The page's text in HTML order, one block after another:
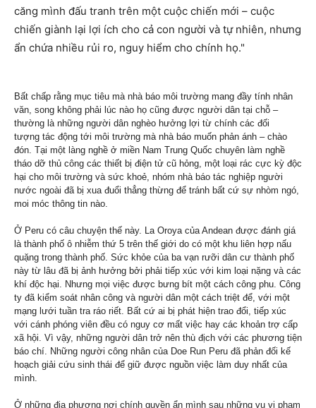
căng mình đấu tranh trên một cuộc chiến mới – cuộc
chiến giành lại lợi ích cho cả con người và tự nhiên, nhưng
ẩn chứa nhiều rủi ro, nguy hiểm cho chính họ."
Bất chấp rằng mục tiêu mà nhà báo môi trường mang đầy tính nhân
văn, song không phải lúc nào họ cũng được người dân tại chỗ –
thường là những người dân nghèo hưởng lợi từ chính các đối
tượng tác động tới môi trường mà nhà báo muốn phản ánh – chào
đón. Tại một làng nghề ở miền Nam Trung Quốc chuyên làm nghề
tháo dỡ thủ công các thiết bị điện tử cũ hỏng, một loại rác cực kỳ độc
hại cho môi trường và sức khoẻ, nhóm nhà báo tác nghiệp người
nước ngoài đã bị xua đuổi thẳng thừng để tránh bất cứ sự nhòm ngó,
moi móc thông tin nào.
Ở Peru có câu chuyện thế này. La Oroya của Andean được đánh giá
là thành phố ô nhiễm thứ 5 trên thế giới do có một khu liên hợp nấu
quặng trong thành phố. Sức khỏe của ba vạn rưỡi dân cư thành phố
này từ lâu đã bị ảnh hưởng bởi phải tiếp xúc với kim loại nặng và các
khí độc hại. Nhưng mọi việc được bưng bít một cách công phu. Công
ty đã kiểm soát nhân công và người dân một cách triệt để, với một
mạng lưới tuần tra ráo riết. Bất cứ ai bị phát hiện trao đổi, tiếp xúc
với cánh phóng viên đều có nguy cơ mất việc hay các khoản trợ cấp
xã hội. Vì vậy, những người dân trở nên thù địch với các phương tiện
báo chí. Những người công nhân của Doe Run Peru đã phản đối kế
hoạch giải cứu sinh thái để giữ được nguồn việc làm duy nhất của
mình.
Ở những địa phương nơi chính quyền ẩn mình sau những vụ vi phạm